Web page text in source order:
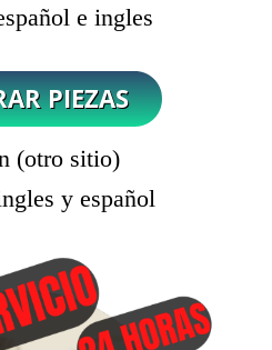
e ingles
(otro sitio)
y español